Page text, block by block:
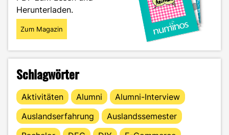
Herunterladen.
Zum Magazin
Schlagwörter
Aktivitäten Alumni
Alumni-Interview
Auslandserfahrung
Auslandssemester